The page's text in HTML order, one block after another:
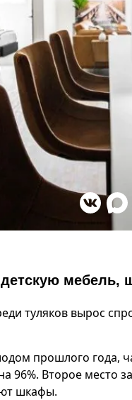
мебель,
туляков вырос
прошлого года,
96%. Второе место
шкафы.